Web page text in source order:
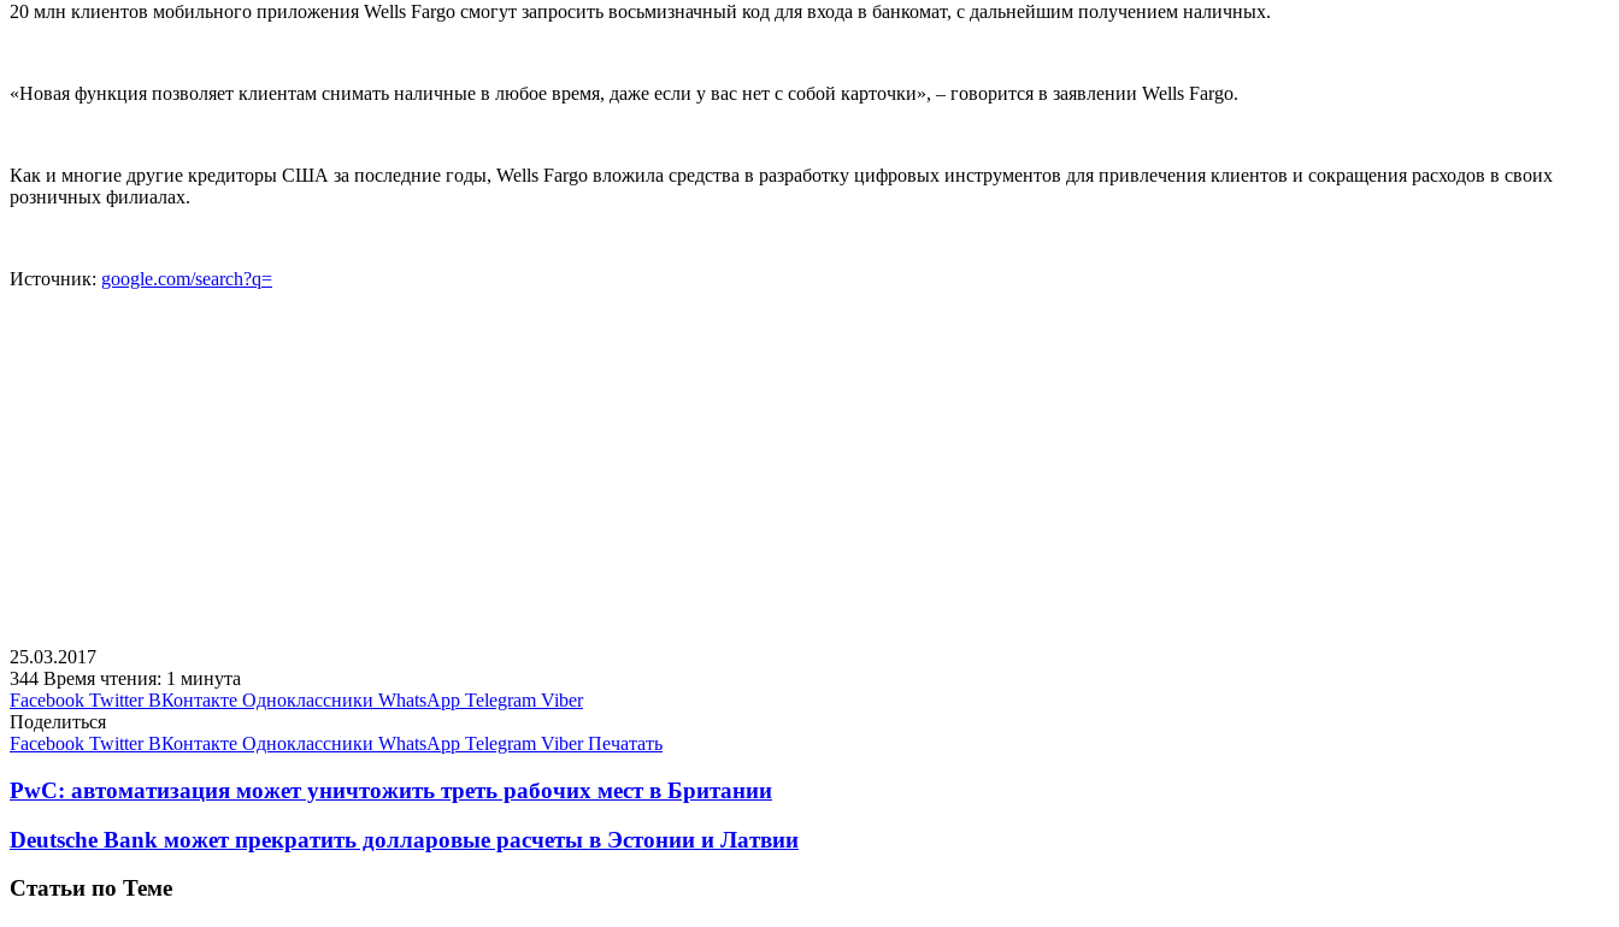
20 млн клиентов мобильного приложения Wells Fargo смогут запросить восьмизначный код для входа в банкомат, с дальнейшим получением наличных.
«Новая функция позволяет клиентам снимать наличные в любое время, даже если у вас нет с собой карточки», – говорится в заявлении Wells Fargo.
Как и многие другие кредиторы США за последние годы, Wells Fargo вложила средства в разработку цифровых инструментов для привлечения клиентов и сокращения расходов в своих
розничных филиалах.
Источник: google.com/search?q=
25.03.2017
344 Время чтения: 1 минута
Facebook Twitter ВКонтакте Одноклассники WhatsApp Telegram Viber
Поделиться
Facebook Twitter ВКонтакте Одноклассники WhatsApp Telegram Viber Печатать
PwC: автоматизация может уничтожить треть рабочих мест в Британии
Deutsche Bank может прекратить долларовые расчеты в Эстонии и Латвии
Статьи по Теме